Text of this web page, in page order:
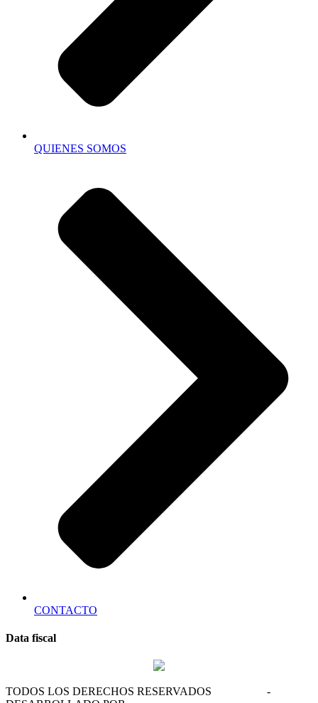
QUIENES SOMOS
CONTACTO
Data fiscal
TODOS LOS DERECHOS RESERVADOS
-